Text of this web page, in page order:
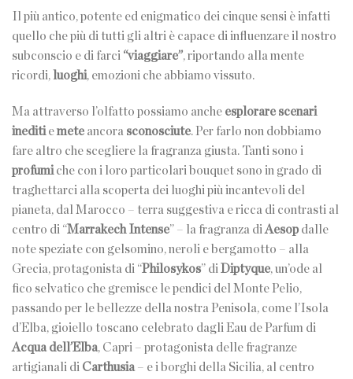
Il più antico, potente ed enigmatico dei cinque sensi è infatti
quello che più di tutti gli altri è capace di influenzare il nostro
subconscio e di farci “viaggiare”, riportando alla mente
ricordi, luoghi, emozioni che abbiamo vissuto.
Ma attraverso l’olfatto possiamo anche esplorare scenari
inediti emete ancora sconosciute. Per farlo non dobbiamo
fare altro che scegliere la fragranza giusta. Tanti sono i
profumi che con i loro particolari bouquet sono in grado di
traghettarci alla scoperta dei luoghi più incantevoli del
pianeta, dal Marocco – terra suggestiva e ricca di contrasti al
centro di “Marrakech Intense” – la fragranza di Aesop dalle
note speziate con gelsomino, neroli e bergamotto – alla
Grecia, protagonista di “Philosykos” di Diptyque, un’ode al
fico selvatico che gremisce le pendici del Monte Pelio,
passando per le bellezze della nostra Penisola, come l’Isola
d’Elba, gioiello toscano celebrato dagli Eau de Parfum di
Acqua dell’Elba, Capri – protagonista delle fragranze
artigianali di Carthusia – e i borghi della Sicilia, al centro